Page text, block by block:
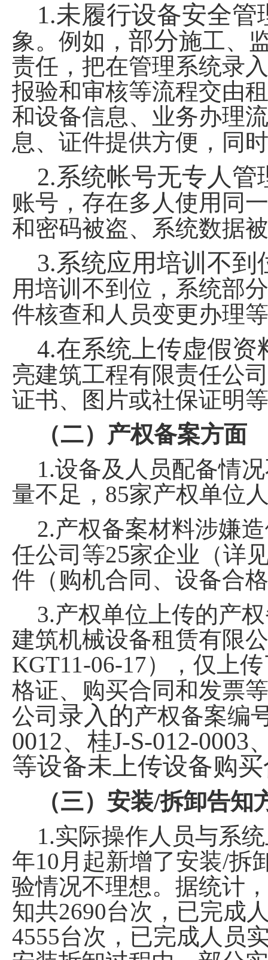
1.未履行设备安全管
象。例如， 部分施工、
责任，把在管理系统录
报验和审核等流程交由
和设备信息、业务办理
息、证件提供方便，同
2.系统帐号无专人管
账号，存在多人使用同
和密码被盗、系统数据
3.系统应用培训不到
用培训不到位，系统部
件核查和人员变更办理
4.在系统上传虚假资
亮建筑工程有限责任公
证书、图片或社保证明
（二）产权备案方面
1.设备及人员配备情
量不足， 85家产权单位
2.产权备案材料涉嫌
任公司 等25家企业（详
件（购机合同、设备合
3.产权单位上传的产
建筑机械设备租赁有限
KGT11-06-17）
，仅上
格证、购买合同和发票
公司 录入的产权备案编
0012、桂J-S-012-0003
等设备未上传设备购
（三）安装/拆卸告知
1.实际操作人员与系
年10 月起新增了安装/拆
验情况不理想。据统计
知共2690台次，已完成
4555台次，已完成人员